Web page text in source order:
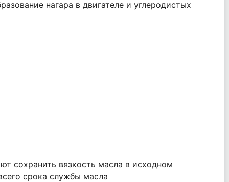
нагара в двигателе и углеродистых
сохранить вязкость масла в исходном
срока службы масла